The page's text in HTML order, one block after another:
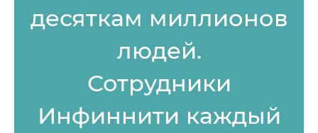
десяткам миллионов
людей.
Сотрудники
Инфиннити каждый